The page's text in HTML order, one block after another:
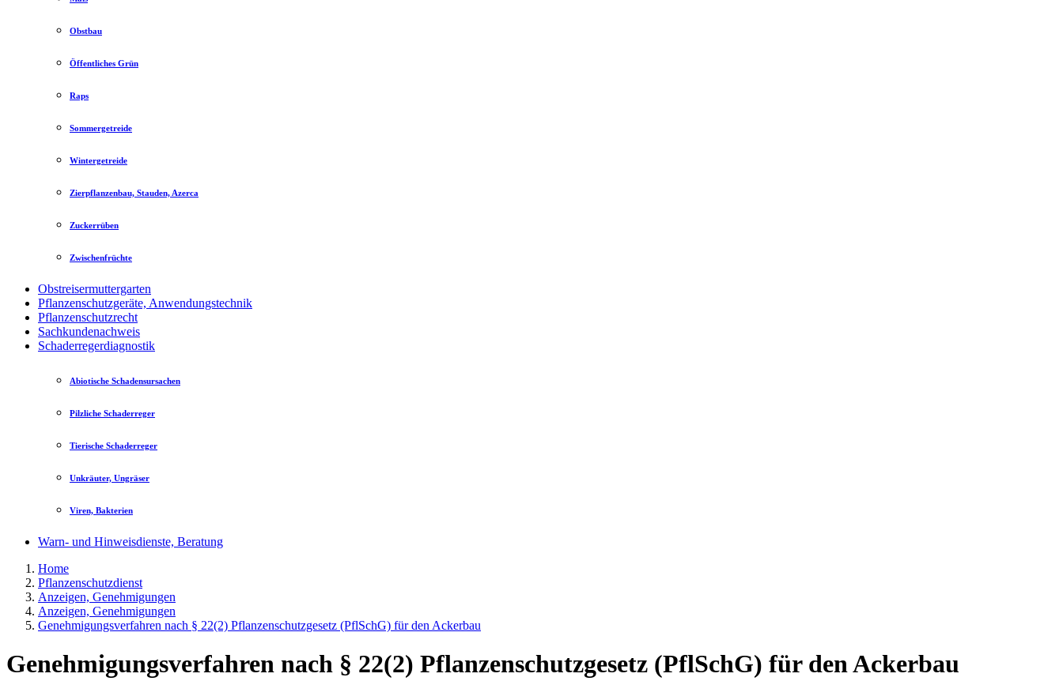
Obstbau
Öffentliches Grün
Raps
Sommergetreide
Wintergetreide
Zierpflanzenbau, Stauden, Azerca
Zuckerrüben
Zwischenfrüchte
Obstreisermuttergarten
Pflanzenschutzgeräte, Anwendungstechnik
Pflanzenschutzrecht
Sachkundenachweis
Schaderregerdiagnostik
Abiotische Schadensursachen
Pilzliche Schaderreger
Tierische Schaderreger
Unkräuter, Ungräser
Viren, Bakterien
Warn- und Hinweisdienste, Beratung
Home
Pflanzenschutzdienst
Anzeigen, Genehmigungen
Anzeigen, Genehmigungen
Genehmigungsverfahren nach § 22(2) Pflanzenschutzgesetz (PflSchG) für den Ackerbau
Genehmigungsverfahren nach § 22(2) Pflanzenschutzgesetz (PflSchG) für den Ackerbau